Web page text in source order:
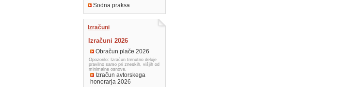
Sodna praksa
Izračuni
Izračuni 2026
Obračun plače 2026
Opozorilo: Izračun trenutno deluje
pravilno samo pri zneskih, višjih od
minimalne osnove.
Izračun avtorskega
honorarja 2026